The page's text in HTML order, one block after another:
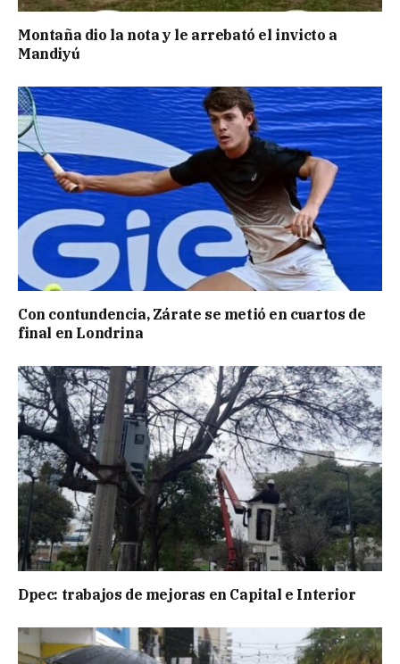
Montaña dio la nota y le arrebató el invicto a
Mandiyú
Con contundencia, Zárate se metió en cuartos de
final en Londrina
Dpec: trabajos de mejoras en Capital e Interior